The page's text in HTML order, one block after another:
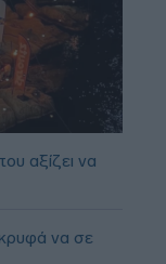
αξίζει να
να σε